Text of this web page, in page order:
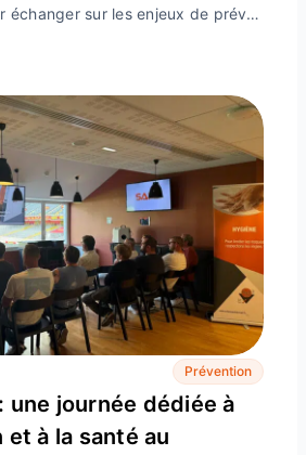
échanger sur les enjeux de prév…
Prévention
une journée dédiée à
à la santé au